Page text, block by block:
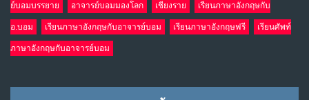
ย์บอมบรรยาย อาจารย์บอมมองโลก เชียงราย เรียนภาษาอังกฤษกับ
อ.บอม เรียนภาษาอังกฤษกับอาจารย์บอม เรียนภาษาอังกฤษฟรี เรียนศัพท์
ภาษาอังกฤษกับอาจารย์บอม